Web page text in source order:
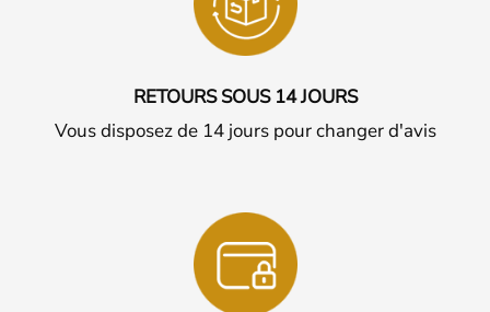
RETOURS SOUS 14 JOURS
Vous disposez de 14 jours pour changer d'avis